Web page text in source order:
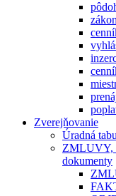
Zverejňovanie
Úradná
ZMLUVY,
dokumenty